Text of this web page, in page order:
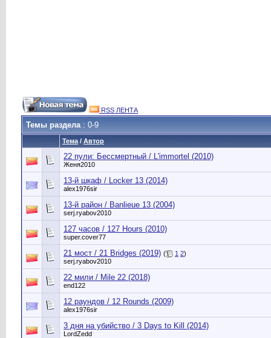
RSS ЛЕНТА
Темы раздела: 0-9
Тема / Автор
22 пули: Бессмертный / L'immortel (2010)
Женя2010
13-й шкаф / Locker 13 (2014)
alex1976sir
13-й район / Banlieue 13 (2004)
serj.ryabov2010
127 часов / 127 Hours (2010)
super.cover77
21 мост / 21 Bridges (2019) ( 1 2)
serj.ryabov2010
22 мили / Mile 22 (2018)
end122
12 раундов / 12 Rounds (2009)
alex1976sir
3 дня на убийство / 3 Days to Kill (2014)
LordZedd